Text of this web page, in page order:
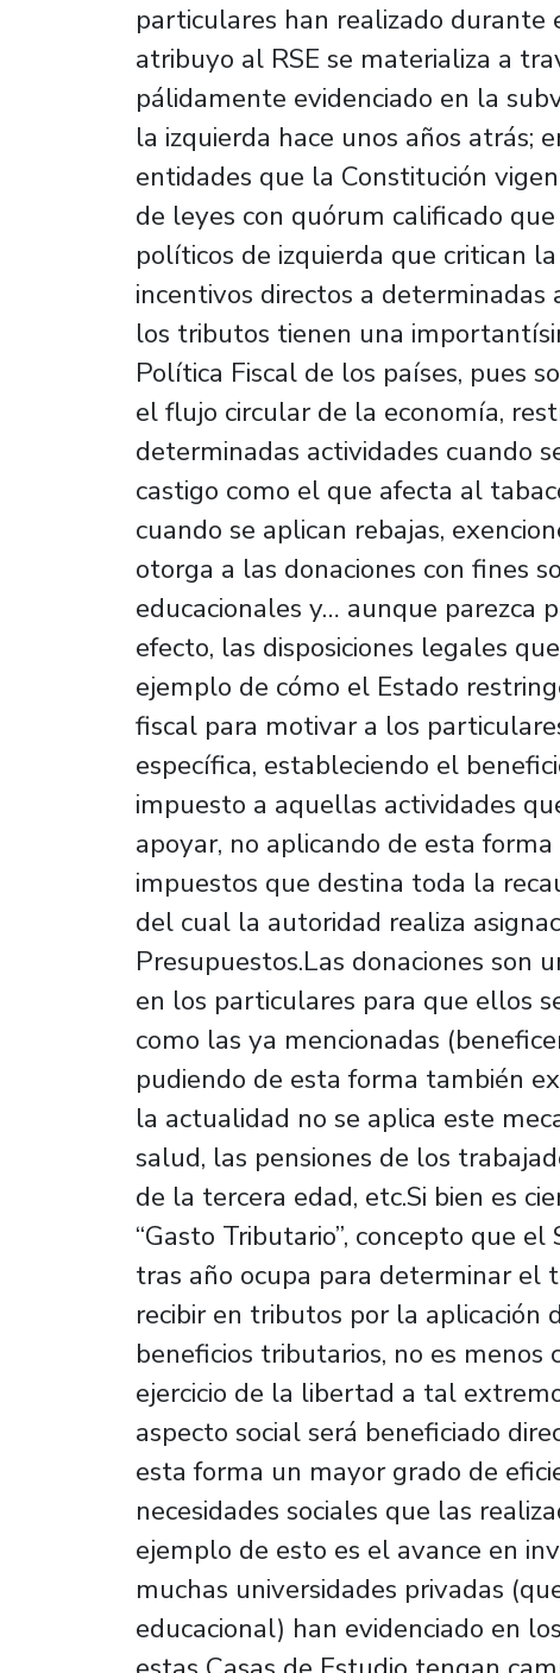
particulares han realizado durante
atribuyo al RSE se materializa a
pálidamente evidenciado en la
la izquierda hace unos años atrás;
entidades que la Constitución
de leyes con quórum calificado
políticos de izquierda que critican
incentivos directos a determinadas
los tributos tienen una
Política Fiscal de los países, pues
el flujo circular de la economía,
determinadas actividades cuando
castigo como el que afecta al
cuando se aplican rebajas,
otorga a las donaciones con fines
educacionales y… aunque parezca
efecto, las disposiciones legales
ejemplo de cómo el Estado
fiscal para motivar a los
específica, estableciendo el
impuesto a aquellas actividades
apoyar, no aplicando de esta
impuestos que destina toda la
del cual la autoridad realiza
Presupuestos.Las donaciones son
en los particulares para que ellos
como las ya mencionadas
pudiendo de esta forma también
la actualidad no se aplica este
salud, las pensiones de los
de la tercera edad, etc.Si bien es
“Gasto Tributario”, concepto que
tras año ocupa para determinar el
recibir en tributos por la aplicación
beneficios tributarios, no es
ejercicio de la libertad a tal
aspecto social será beneficiado
esta forma un mayor grado de
necesidades sociales que las
ejemplo de esto es el avance en
muchas universidades privadas
educacional) han evidenciado en